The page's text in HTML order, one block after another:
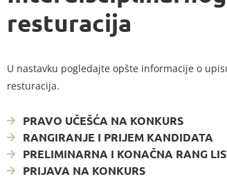
resturacija
U nastavku pogledajte opšte informacije o
resturacija.
PRAVO UČEŠĆA NA KONKURS
RANGIRANJE I PRIJEM KANDIDATA
PRELIMINARNA I KONAČNA RANG
PRIJAVA NA KONKURS